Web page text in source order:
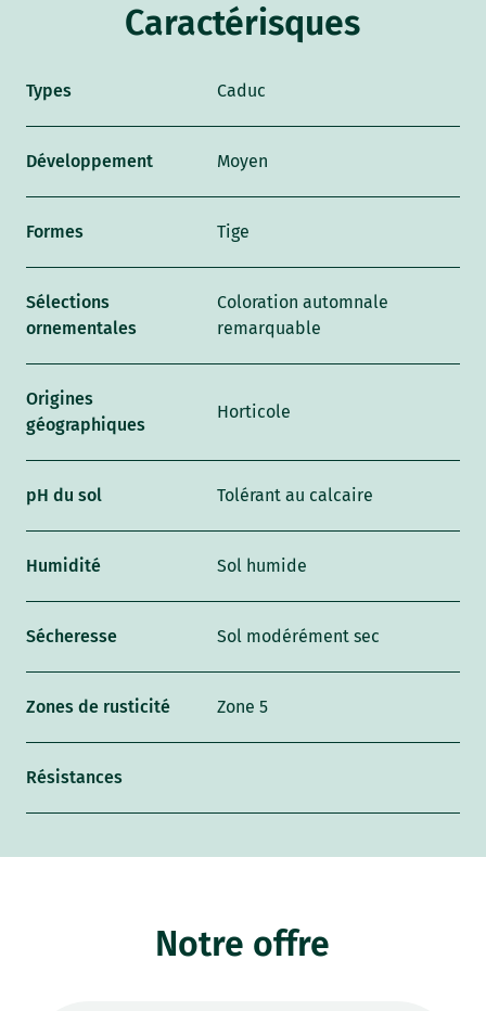
Caractérisques
Types Caduc
Développement Moyen
Formes Tige
Sélections
ornementales
Coloration automnale
remarquable
Origines
géographiques
Horticole
pH du sol Tolérant au calcaire
Humidité Sol humide
Sécheresse Sol modérément sec
Zones de rusticité Zone 5
Résistances
Notre offre